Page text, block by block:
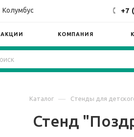
Колумбус +7
АКЦИИ КОМПАНИЯ
Каталог — Стенды для
Стенд